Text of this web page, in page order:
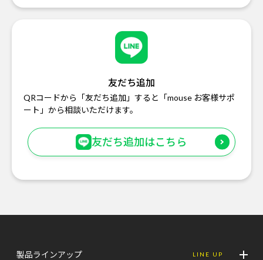
友だち追加
QRコードから「友だち追加」すると「mouse お客様サポ
ート」から相談いただけます。
友だち追加はこちら
製品ラインアップ LINE UP